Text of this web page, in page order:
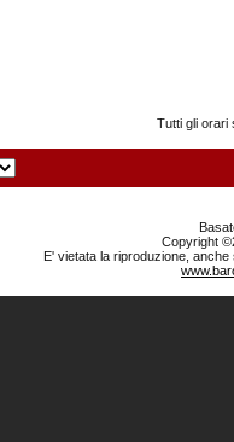
Tutti gli orari
Copyright
E' vietata la riproduzione,